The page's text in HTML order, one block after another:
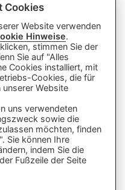
Videos.
von
Künstlicher
wertet unsere
Quellen.
machen oder
Bitte
Cookies
Website verwenden
Hinweise.
stimmen Sie der
Sie auf "Alles
Cookies installiert, mit
Cookies, die für
Website
uns verwendeten
sowie die
möchten, finden
Sie können Ihre
indem Sie die
Fußzeile der Seite